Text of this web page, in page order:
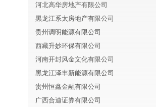
河北高华房地产有限公司
黑龙江系太房地产有限公司
贵州调明能源有限公司
西藏升妙环保有限公司
河南开封风金文化有限公司
黑龙江泽丰新能源有限公司
贵州恒鑫金融有限公司
广西合迪证券有限公司